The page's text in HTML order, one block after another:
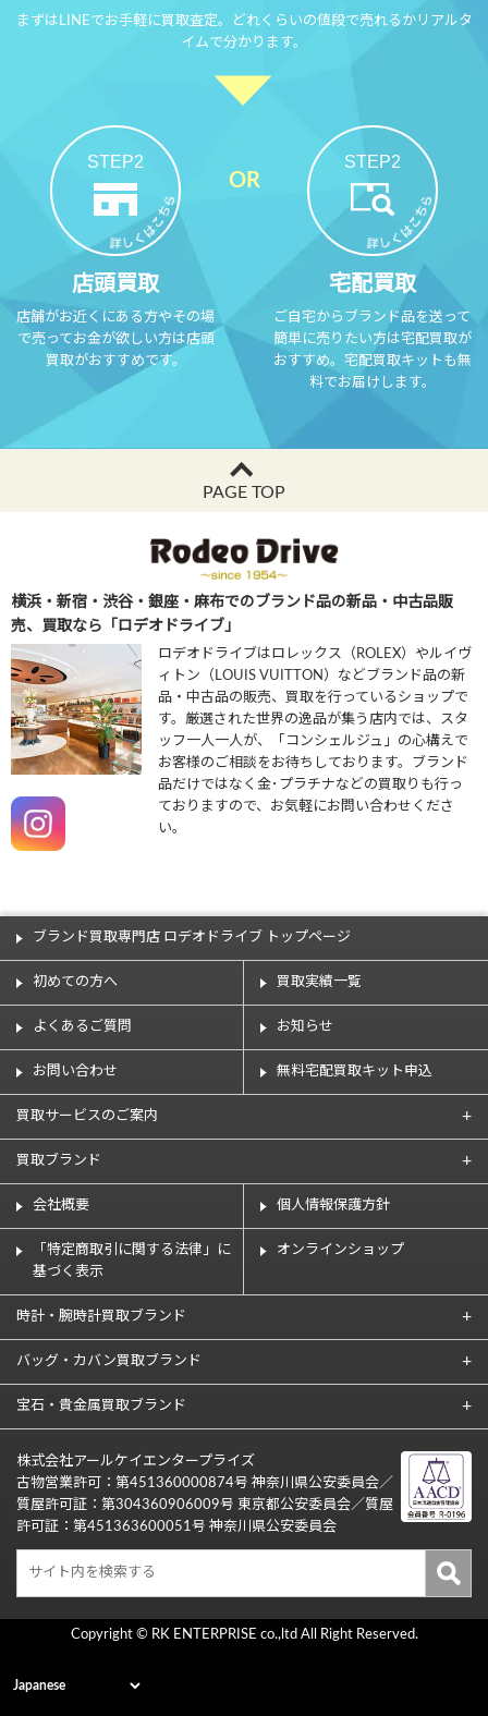
まずはLINEでお手軽に買取査定。どれくらいの値段で売れるかリアルタ
イムで分かります。
STEP2
店頭買取
店舗がお近くにある方やその場
で売ってお金が欲しい方は店頭
買取がおすすめです。
STEP2
宅配買取
ご自宅からブランド品を送って
簡単に売りたい方は宅配買取が
おすすめ。宅配買取キットも無
料でお届けします。
PAGE TOP
横浜・新宿・渋谷・銀座・麻布でのブランド品の新品・中古品販
売、買取なら「ロデオドライブ」
ロデオドライブはロレックス（ROLEX）やルイヴ
ィトン（LOUIS VUITTON）などブランド品の新
品・中古品の販売、買取を行っているショップで
す。厳選された世界の逸品が集う店内では、スタ
ッフ一人一人が、「コンシェルジュ」の心構えで
お客様のご相談をお待ちしております。ブランド
品だけではなく金･プラチナなどの買取りも行っ
ておりますので、お気軽にお問い合わせくださ
い。
ブランド買取専門店 ロデオドライブ トップページ
初めての方へ 買取実績一覧
よくあるご質問 お知らせ
お問い合わせ 無料宅配買取キット申込
買取サービスのご案内
買取ブランド
会社概要 個人情報保護方針
「特定商取引に関する法律」に
基づく表示
オンラインショップ
時計・腕時計買取ブランド
バッグ・カバン買取ブランド
宝石・貴金属買取ブランド
株式会社アールケイエンタープライズ
古物営業許可：第451360000874号 神奈川県公安委員会／
質屋許可証：第304360906009号 東京都公安委員会／質屋
許可証：第451363600051号 神奈川県公安委員会
Copyright © RK ENTERPRISE co.,ltd All Right Reserved.